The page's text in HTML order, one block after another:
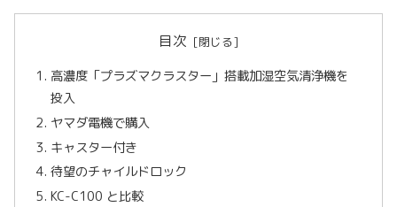
目次
高濃度「プラズマクラスター」搭載加湿空気清浄機を
投入
ヤマダ電機で購入
キャスター付き
待望のチャイルドロック
KC-C100 と比較